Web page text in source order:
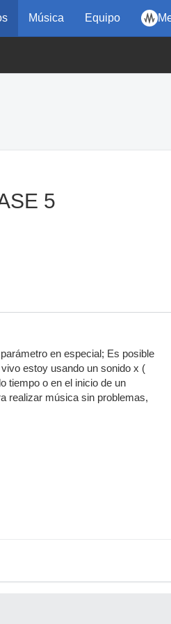
Música Equipo
5
en especial; Es posible
estoy usando un sonido x (
tiempo o en el inicio de un
realizar música sin problemas,